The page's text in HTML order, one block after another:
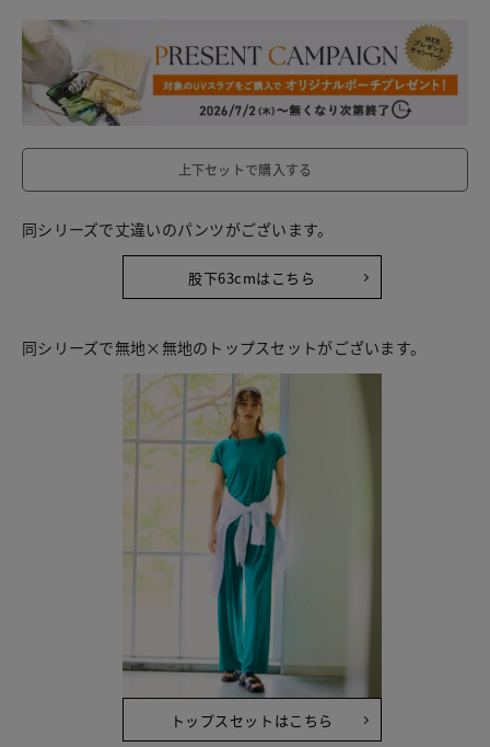
上下セットで購入する
同シリーズで丈違いのパンツがございます。
股下63cmはこちら
同シリーズで無地×無地のトップスセットがございます。
トップスセットはこちら